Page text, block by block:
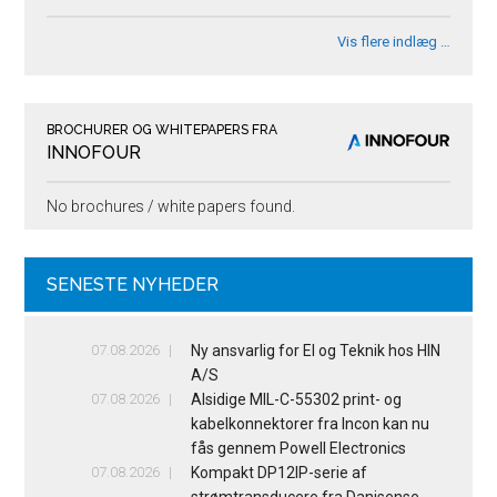
Vis flere indlæg …
BROCHURER OG WHITEPAPERS FRA
INNOFOUR
No brochures / white papers found.
SENESTE NYHEDER
07.08.2026
Ny ansvarlig for El og Teknik hos HIN
A/S
07.08.2026
Alsidige MIL-C-55302 print- og
kabelkonnektorer fra Incon kan nu
fås gennem Powell Electronics
07.08.2026
Kompakt DP12IP-serie af